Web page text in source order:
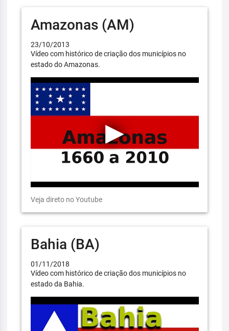
Amazonas (AM)
23/10/2013
Vídeo com histórico de criação dos municípios no
estado do Amazonas.
Veja direto no Youtube
Bahia (BA)
01/11/2018
Vídeo com histórico de criação dos municípios no
estado da Bahia.